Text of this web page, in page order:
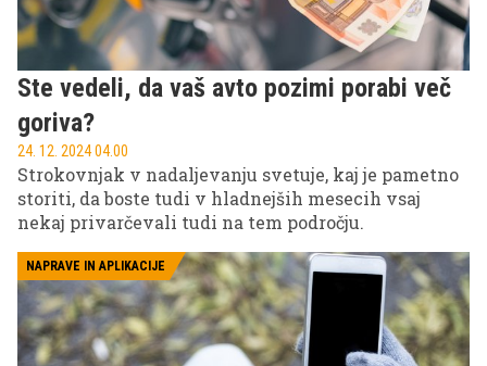
Ste vedeli, da vaš avto pozimi porabi več
goriva?
24. 12. 2024 04.00
Strokovnjak v nadaljevanju svetuje, kaj je pametno
storiti, da boste tudi v hladnejših mesecih vsaj
nekaj privarčevali tudi na tem področju.
NAPRAVE IN APLIKACIJE